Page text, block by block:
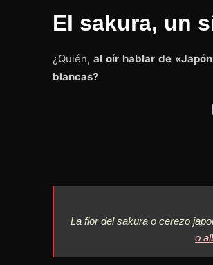
El sakura, un
¿Quién, al oír hablar de
blancas?
La flor del sakura o cerezo
o